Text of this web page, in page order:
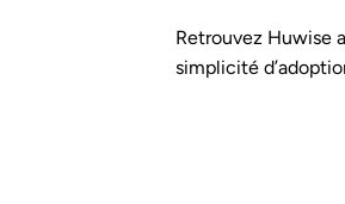
Retrouvez Huwise
simplicité